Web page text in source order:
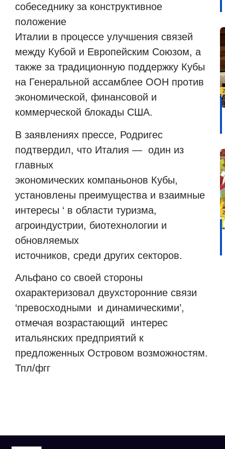
собеседнику за конструктивное
положение
Италии в процессе улучшения связей
между Кубой и Европейским Союзом, а
также за традиционную поддержку Кубы
на Генеральной ассамблее ООН против
экономической, финансовой и
коммерческой блокады США.
В заявлениях прессе, Родригес
подтвердил, что Италия — один из
главных
экономических компаньонов Кубы,
установлены преимущества и взаимные
интересы ‘ в области туризма,
агроиндустрии, биотехнологии и
обновляемых
источников, среди других секторов.
Альфано со своей стороны
охарактеризовал двухсторонние связи
‘превосходными
и динамическими’,
отмечая возрастающий
интерес
итальянских предприятий к
предложенных Островом возможностям.
Тпл/фгг